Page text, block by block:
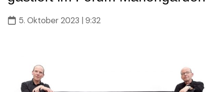
5. Oktober 2023 | 9:32